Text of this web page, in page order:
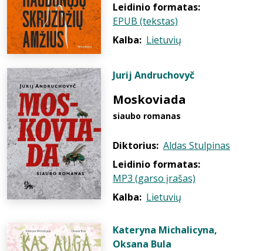
Leidinio formatas:
EPUB (tekstas)
Kalba: Lietuvių
Jurij Andruchovyč
Moskoviada
siaubo romanas
Diktorius: Aldas Stulpinas
Leidinio formatas:
MP3 (garso įrašas)
Kalba: Lietuvių
Kateryna Michalicyna,
Oksana Bula